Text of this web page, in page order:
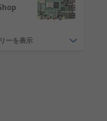
サイズ
ーを表示